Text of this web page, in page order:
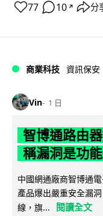
77 10 ↗ 分
商業科技 資訊保安
Vin 1 日
智博通路由
稱漏洞是功
中國網通廠商智博通
產品爆出嚴重安全漏
線，旗...
閱讀全文